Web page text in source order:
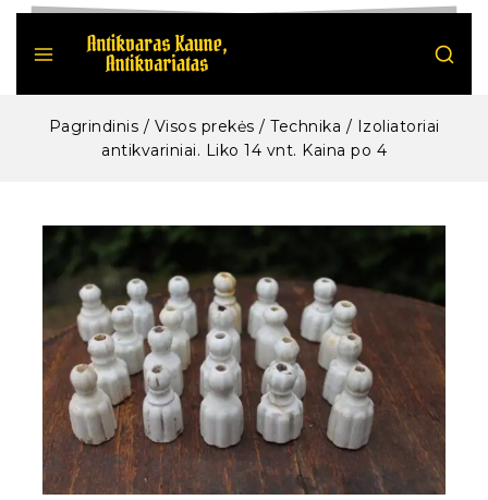
Pagrindinis / Visos prekės / Technika / Izoliatoriai
antikvariniai. Liko 14 vnt. Kaina po 4